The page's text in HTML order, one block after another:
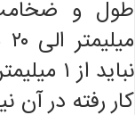
نباید